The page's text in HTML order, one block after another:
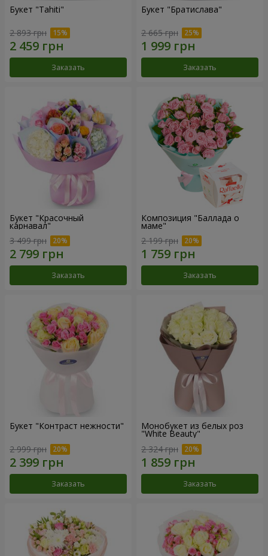
Букет "Tahiti"
2 893 грн
Заказать
Букет "Братислава"
2 665 грн
Заказать
Букет "Красочный
карнавал"
3 499 грн
Заказать
Композиция "Баллада о
маме"
2 199 грн
Заказать
Букет "Контраст нежности"
2 999 грн
Заказать
Монобукет из белых роз
"White Beauty"
2 324 грн
Заказать